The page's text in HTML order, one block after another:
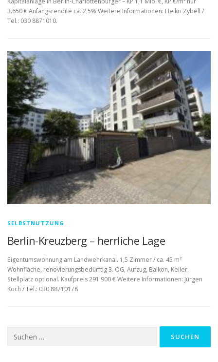
3.650 € Anfangsrendite ca. 2,5% Weitere Informationen: Heiko Zybell /
Tel.: 030 8871010.
SELBSTNUTZUNG
Berlin-Kreuzberg – herrliche Lage
Eigentumswohnung am Landwehrkanal. 1,5 Zimmer / ca. 45 m²
Wohnfläche, renovierungsbedürftig 3. OG, Aufzug, Balkon, Keller,
Stellplatz optional. Kaufpreis 291.900 € Weitere Informationen: Jürgen
Koch / Tel.: 030 88710178
nach: